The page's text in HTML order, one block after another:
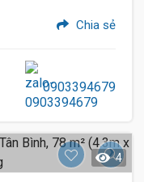
Chia sẻ
0903394679
4